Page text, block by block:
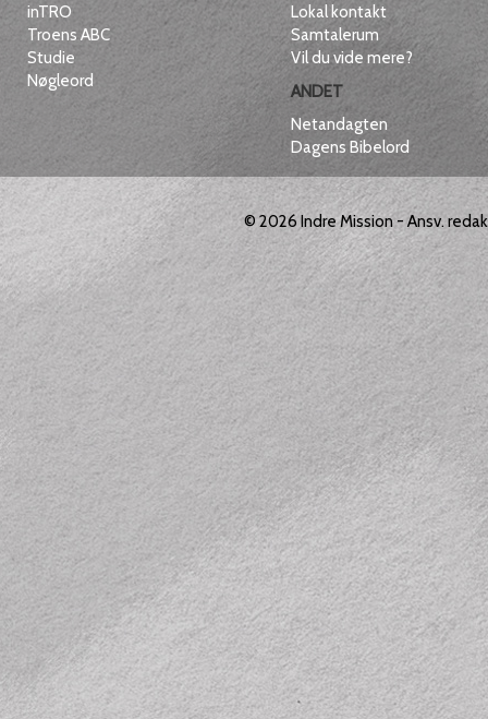
inTRO
Troens ABC
Studie
Nøgleord
Lokal kontakt
Samtalerum
Vil du vide mere?
ANDET
Netandagten
Dagens Bibelord
© 2026 Indre Mission - Ansv.